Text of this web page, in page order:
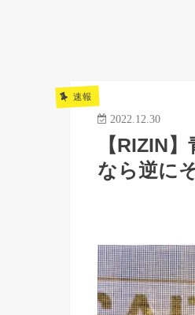
速報
2022.12.30
【RIZIN
なら逆に